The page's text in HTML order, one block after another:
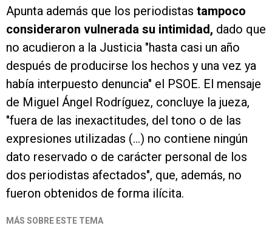
Apunta además que los periodistas tampoco
consideraron vulnerada su intimidad, dado que
no acudieron a la Justicia "hasta casi un año
después de producirse los hechos y una vez ya
había interpuesto denuncia" el PSOE. El mensaje
de Miguel Ángel Rodríguez, concluye la jueza,
"fuera de las inexactitudes, del tono o de las
expresiones utilizadas (...) no contiene ningún
dato reservado o de carácter personal de los
dos periodistas afectados", que, además, no
fueron obtenidos de forma ilícita.
MÁS SOBRE ESTE TEMA